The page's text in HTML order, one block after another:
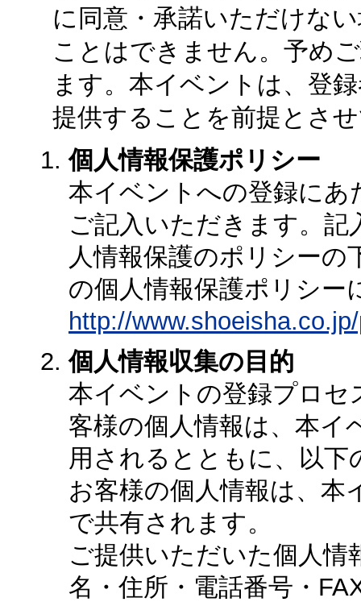
に同意・承諾いただけな
ことはできません。予め
ます。本イベントは、登
提供することを前提とさ
個人情報保護ポリシー
本イベントへの登録にあ
ご記入いただきます。記
人情報保護のポリシー
の個人情報保護ポリシー
http://
個人情報収集の目的
本イベントの登録プロセ
客様の個人情報は、本イ
用されるとともに、以
お客様の個人情報は、本
で共有されます。
ご提供いただいた個人情
名・住所・電話番号・